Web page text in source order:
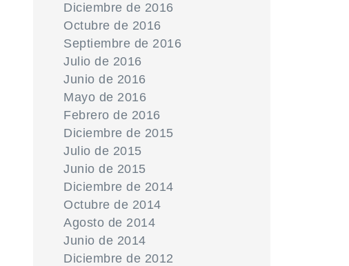
Diciembre de 2016
Octubre de 2016
Septiembre de 2016
Julio de 2016
Junio de 2016
Mayo de 2016
Febrero de 2016
Diciembre de 2015
Julio de 2015
Junio de 2015
Diciembre de 2014
Octubre de 2014
Agosto de 2014
Junio de 2014
Diciembre de 2012